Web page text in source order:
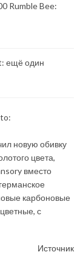
Rumble Bee:
ещё один
новую обивку
цвета,
вместо
карбоновые
с
Источник